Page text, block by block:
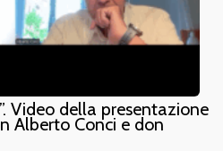
Video della presentazione
Alberto Conci e don